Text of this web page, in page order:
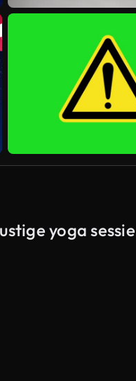
yoga sessie